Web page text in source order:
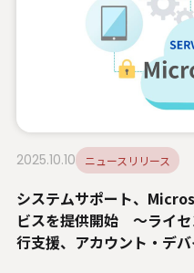
2025.10.10 ニュースリリース
システムサポート、
ビスを提供開始 ～ライ
行支援、アカウント・デ